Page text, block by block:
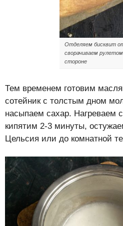
Отделяем бисквит
сворачиваем рулетом
стороне
Тем временем готовим
сотейник с толстым дном
насыпаем сахар. Нагреваем
кипятим 2-3 минуты,
Цельсия или до комнатной